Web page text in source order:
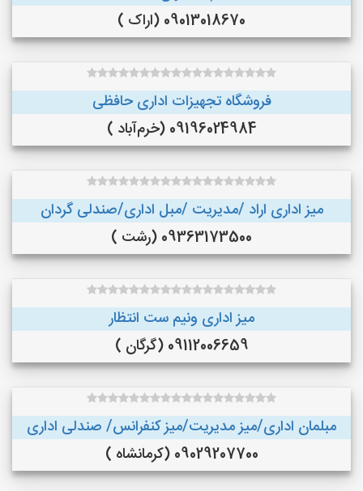
09013018670 (اراک )
فروشگاه تجهیزات اداری حافظی
09196024984 (خرم‌آباد )
میز اداری اراد /مدیریت /مبل اداری/صندلی گردان
09363173500 (رشت )
میز اداری ونیم ست انتظار
09112006659 (گرگان )
مبلمان اداری/میز مدیریت/میز کنفرانس/ صندلی اداری
09029207700 (کرمانشاه )